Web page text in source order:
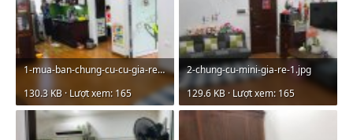
1-mua-ban-chung-cu-cu-gia-re.jpg
130.3 KB · Lượt xem: 165
2-chung-cu-mini-gia-re-1.jpg
129.6 KB · Lượt xem: 165